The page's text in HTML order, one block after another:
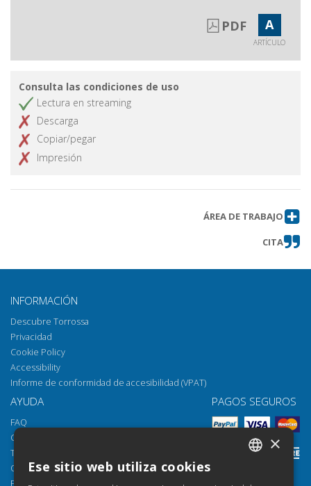
PDF A
ARTÍCULO
Consulta las condiciones de uso
Lectura en streaming
Descarga
Copiar/pegar
Impresión
ÁREA DE TRABAJO
CITA
INFORMACIÓN
Descubre Torrossa
Privacidad
Cookie Policy
Accessibility
Informe de conformidad de accesibilidad (VPAT)
AYUDA
FAQ
Cómo abrir los archivos
Torrossa Reader
Opciones de acceso
Email: helpdesk@torrossa.com
PAGOS SEGUROS
×
Ese sitio web utiliza cookies